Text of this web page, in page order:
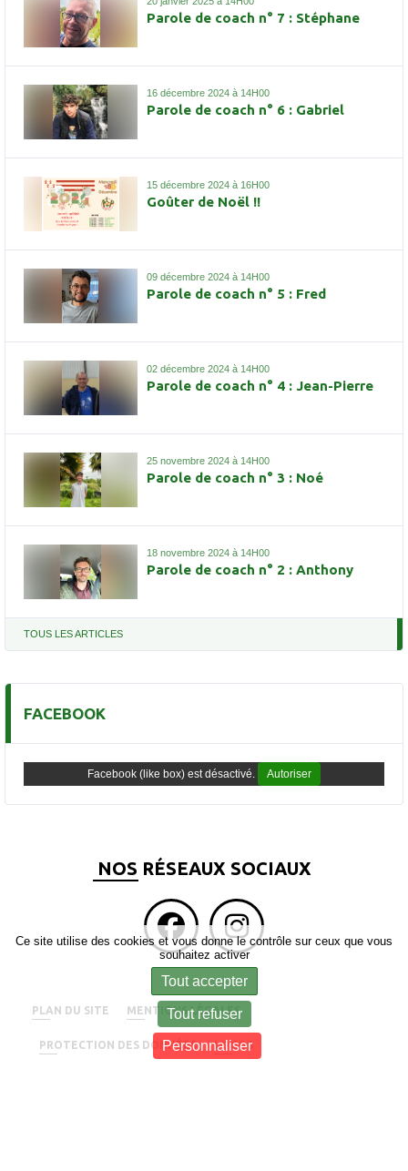
Parole de coach n° 7 : Stéphane
16 décembre 2024 à 14H00
Parole de coach n° 6 : Gabriel
15 décembre 2024 à 16H00
Goûter de Noël !!
09 décembre 2024 à 14H00
Parole de coach n° 5 : Fred
02 décembre 2024 à 14H00
Parole de coach n° 4 : Jean-Pierre
25 novembre 2024 à 14H00
Parole de coach n° 3 : Noé
18 novembre 2024 à 14H00
Parole de coach n° 2 : Anthony
TOUS LES ARTICLES
FACEBOOK
Facebook (like box) est désactivé. Autoriser
NOS RÉSEAUX SOCIAUX
PLAN DU SITE MENTIONS LÉGALES
PROTECTION DES DONNÉES LOGOS
Ce site utilise des cookies et vous donne le contrôle sur ceux que vous
souhaitez activer
Tout accepter
Tout refuser
Personnaliser